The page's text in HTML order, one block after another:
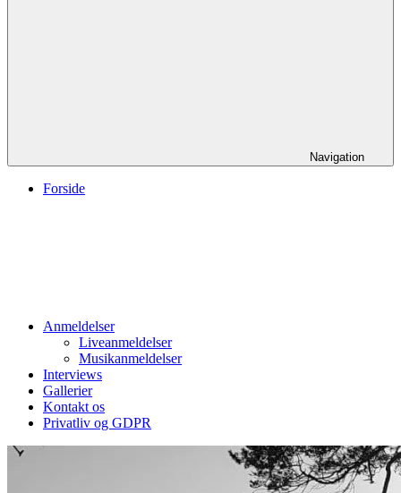
Navigation
Forside
Anmeldelser
Liveanmeldelser
Musikanmeldelser
Interviews
Gallerier
Kontakt os
Privatliv og GDPR